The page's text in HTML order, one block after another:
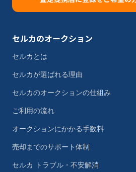
セルカのオークション
セルカとは
セルカが選ばれる理由
セルカのオークションの仕組み
ご利用の流れ
オークションにかかる手数料
売却までのサポート体制
セルカ トラブル・不安解消